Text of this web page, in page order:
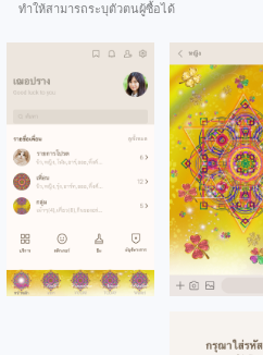
ทำให้สามารถระบุตัวตนผู้ซื้อได้